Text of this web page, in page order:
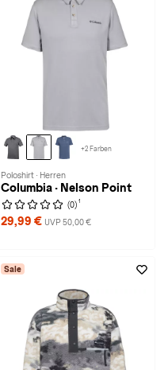
+2 Farben
Poloshirt · Herren
Columbia · Nelson Point
(0) 1
29,99 € UVP 50,00 €
Sale